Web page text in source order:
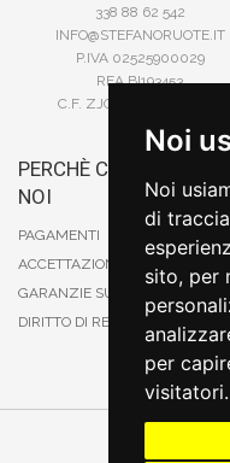
Noi
Noi
di
sito, per
per
visitatori.
338 88 62 542
INFO@STEFANORUOTE.IT
P.IVA 02525900029
REA BI193453
C.F. ZJOSFN73H14A859X
PERCHÈ COMPRARE DA
NOI
PAGAMENTI
ACCETTAZIONE DEGLI ORDINI
GARANZIE SUI PRODOTTI
DIRITTO DI RECESSO